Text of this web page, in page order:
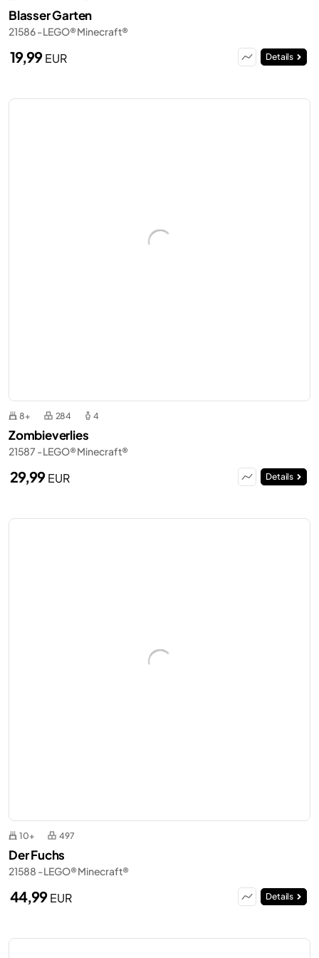
Blasser Garten
21586 - LEGO® Minecraft®
19,99EUR Details
8+ 284 4
Zombieverlies
21587 - LEGO® Minecraft®
29,99EUR Details
10+ 497
Der Fuchs
21588 - LEGO® Minecraft®
44,99EUR Details